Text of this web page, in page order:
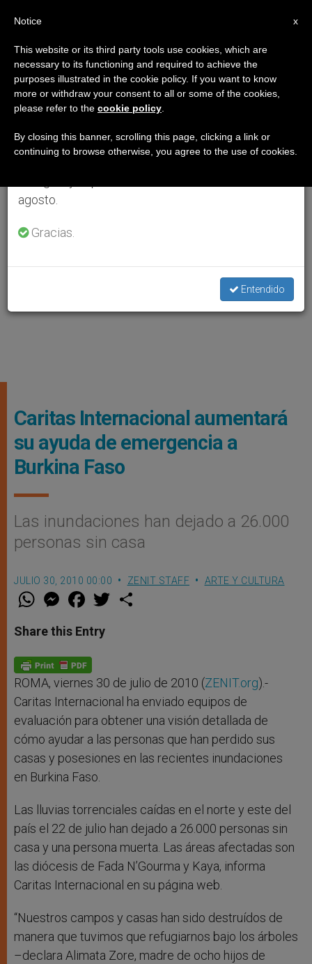
Caritas Internacional aumentará
su ayuda de emergencia a
Burkina Faso
Las inundaciones han dejado a 26.000
personas sin casa
JULIO 30, 2010 00:00 ZENIT STAFF ARTE Y CULTURA
W
t
s
p
p
M
e
s
e
g
e
r
F
a
e
b
o
k
w
Share this Entry
ROMA, viernes 30 de julio de 2010 (ZENIT.org).-
Caritas Internacional ha enviado equipos de
evaluación para obtener una visión detallada de
cómo ayudar a las personas que han perdido sus
casas y posesiones en las recientes inundaciones
en Burkina Faso.
Las lluvias torrenciales caídas en el norte y este del
país el 22 de julio han dejado a 26.000 personas sin
casa y una persona muerta. Las áreas afectadas son
las diócesis de Fada N’Gourma y Kaya, informa
Caritas Internacional en su página web.
“Nuestros campos y casas han sido destruídos de
manera que tuvimos que refugiarnos bajo los árboles
–declara Alimata Zore, madre de ocho hijos de
×
Aviso importante
Del 27 de julio al 7 de agosto haremos la pausa
anual, aprovechando que en el periodo de verano
se generan menos informaciones y también el
agosto.
Gracias.
Entendido
x
Notice
This website or its third party tools use cookies, which are
necessary to its functioning and required to achieve the
purposes illustrated in the cookie policy. If you want to know
more or withdraw your consent to all or some of the cookies,
please refer to the cookie policy
By closing this banner, scrolling this page, clicking a link or
continuing to browse otherwise, you agree to the use of cookies.